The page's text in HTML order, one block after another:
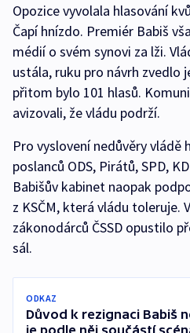
Opozice vyvolala hlasování
Čapí hnízdo. Premiér Babiš
médií o svém synovi za lži.
ustála, ruku pro návrh zvedlo
přitom bylo 101 hlasů.
avizovali, že vládu podrží.
Pro vyslovení nedůvěry vládě
poslanců ODS, Pirátů, SPD,
Babišův kabinet naopak
z KSČM, která vládu toleruje.
zákonodárců ČSSD opustilo
sál.
ODKAZ
Důvod k rezignaci Babiš
je podle něj součástí